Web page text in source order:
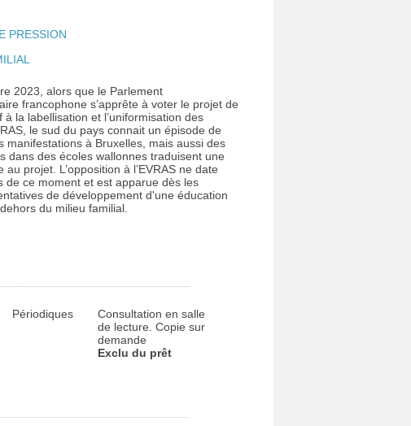
PRESSION
2023, alors que le Parlement
francophone s’apprête à voter le projet de
à la labellisation et l’uniformisation des
le sud du pays connait un épisode de
manifestations à Bruxelles, mais aussi des
dans des écoles wallonnes traduisent une
au projet. L’opposition à l’EVRAS ne date
de ce moment et est apparue dès les
de développement d'une éducation
du milieu familial.
Périodiques
Consultation en salle
de lecture. Copie sur
demande
Exclu du prêt